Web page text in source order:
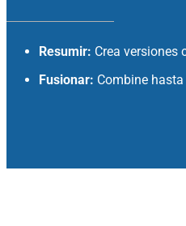
Resumir: Crea versiones
Fusionar: Combine